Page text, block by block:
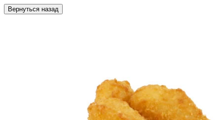
Вернуться назад